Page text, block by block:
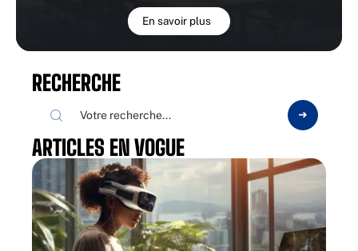
En savoir plus
RECHERCHE
ARTICLES EN VOGUE